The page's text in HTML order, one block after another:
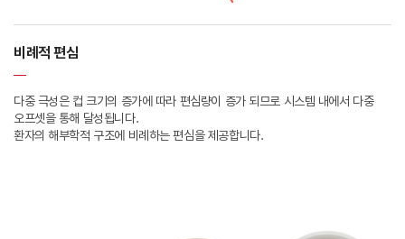
비례적 편심
다중 극성은 컵 크기의 증가에 따라 편심량이 증가 되므로 시스템 내에서 다중
오프셋을 통해 달성됩니다.
환자의 해부학적 구조에 비례하는 편심을 제공합니다.